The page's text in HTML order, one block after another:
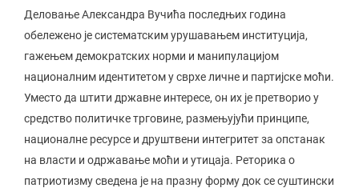
Деловање Александра Вучића последњих година
обележено је систематским урушавањем институција,
гажењем демократских норми и манипулацијом
националним идентитетом у сврхе личне и партијске моћи.
Уместо да штити државне интересе, он их је претворио у
средство политичке трговине, размењујући принципе,
националне ресурсе и друштвени интегритет за опстанак
на власти и одржавање моћи и утицаја. Реторика о
патриотизму сведена је на празну форму док се суштински